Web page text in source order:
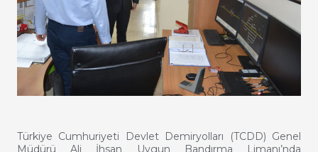
Türkiye Cumhuriyeti Devlet Demiryolları (TCDD) Genel
Müdürü Ali İhsan Uygun Bandırma Limanı’nda